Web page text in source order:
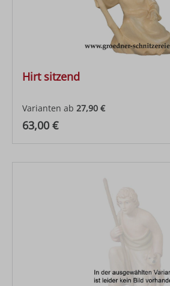
Hirt sitzend
Varianten ab 27,90 €
Regulärer Preis:
63,00 €